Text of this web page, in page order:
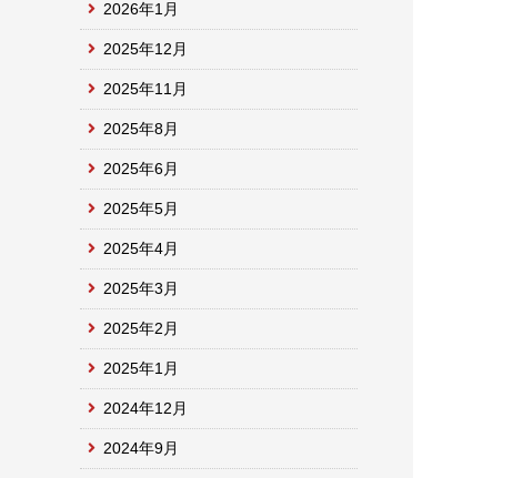
2026年1月
2025年12月
2025年11月
2025年8月
2025年6月
2025年5月
2025年4月
2025年3月
2025年2月
2025年1月
2024年12月
2024年9月